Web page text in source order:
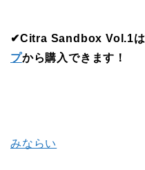
✔︎Citra Sandbox Vol.1は
プから購入できます！
みならい